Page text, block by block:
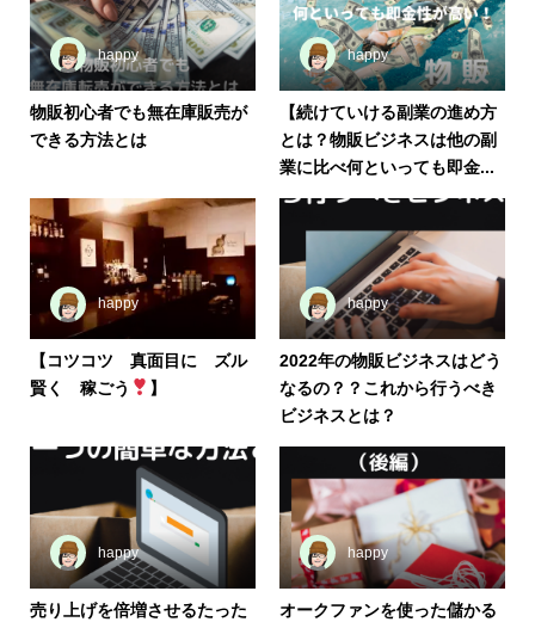
happy
物販初心者でも無在庫販売が
できる方法とは
happy
【続けていける副業の進め方
とは？物販ビジネスは他の副
業に比べ何といっても即金...
happy
【コツコツ 真面目に ズル
賢く 稼ごう
】
happy
2022年の物販ビジネスはどう
なるの？？これから行うべき
ビジネスとは？
happy
売り上げを倍増させるたった
happy
オークファンを使った儲かる